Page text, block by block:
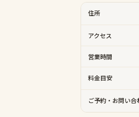
住所
アクセス
営業時間
料金目安
ご予約・お問い合